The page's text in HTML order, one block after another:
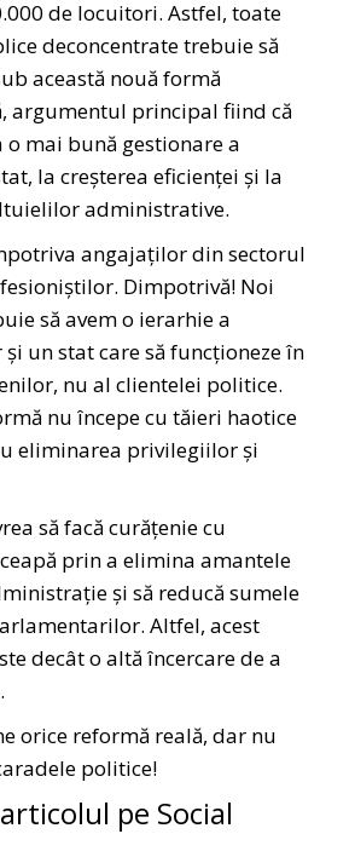
de locuitori. Astfel, toate
deconcentrate trebuie să
această nouă formă
argumentul principal fiind că
o mai bună gestionare a
la creșterea eficienței și la
administrative.
angajaților din sectorul
Dimpotrivă! Noi
să avem o ierarhie a
un stat care să funcționeze în
nu al clientelei politice.
nu începe cu tăieri haotice
eliminarea privilegiilor și
să facă curățenie cu
prin a elimina amantele
și să reducă sumele
Altfel, acest
decât o altă încercare de a
orice reformă reală, dar nu
politice!
pe Social